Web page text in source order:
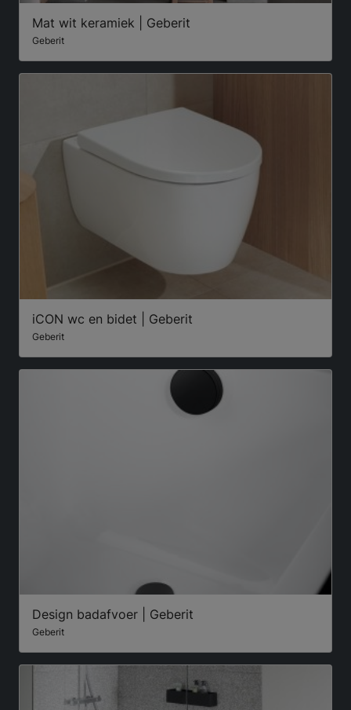
Mat wit keramiek | Geberit
Geberit
iCON wc en bidet | Geberit
Geberit
Design badafvoer | Geberit
Geberit